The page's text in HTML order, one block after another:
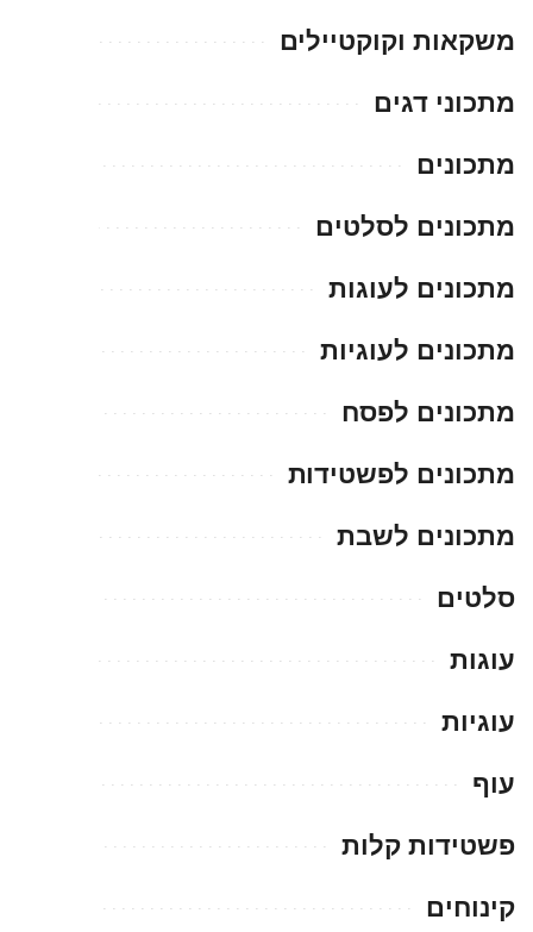
משקאות וקוקטיילים
מתכוני דגים
מתכונים
מתכונים לסלטים
מתכונים לעוגות
מתכונים לעוגיות
מתכונים לפסח
מתכונים לפשטידות
מתכונים לשבת
סלטים
עוגות
עוגיות
עוף
פשטידות קלות
קינוחים